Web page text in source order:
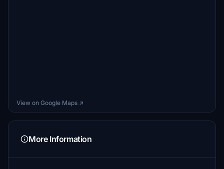
View on Google Maps ↗
More Information